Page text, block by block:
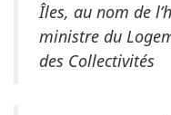
Îles, au nom de
ministre du
des Collectivités